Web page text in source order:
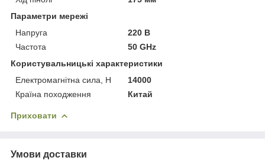
Параметри мережі
Напруга
220 В
Частота
50 GHz
Користувальницькі характеристики
Електромагнітна сила, Н
14000
Країна походження
Китай
Приховати
Умови доставки